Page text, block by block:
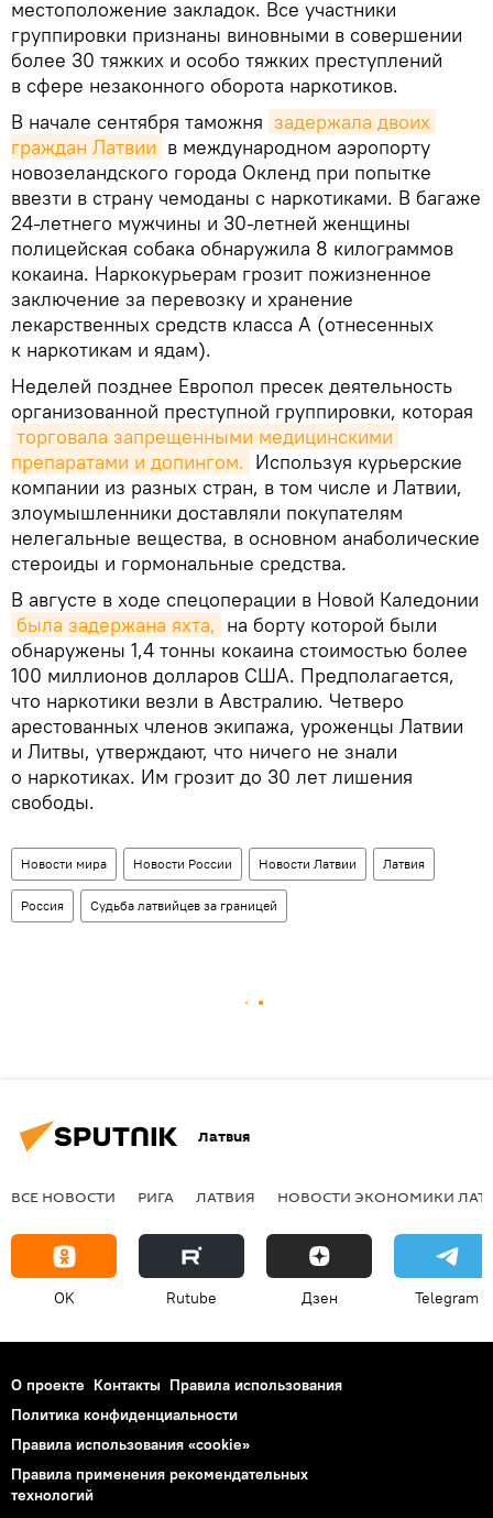
местоположение закладок. Все участники
группировки признаны виновными в совершении
более 30 тяжких и особо тяжких преступлений
в сфере незаконного оборота наркотиков.
В начале сентября таможня задержала двоих
граждан Латвии в международном аэропорту
новозеландского города Окленд при попытке
ввезти в страну чемоданы с наркотиками. В багаже
24-летнего мужчины и 30-летней женщины
полицейская собака обнаружила 8 килограммов
кокаина. Наркокурьерам грозит пожизненное
заключение за перевозку и хранение
лекарственных средств класса A (отнесенных
к наркотикам и ядам).
Неделей позднее Европол пресек деятельность
организованной преступной группировки, которая
торговала запрещенными медицинскими
препаратами и допингом. Используя курьерские
компании из разных стран, в том числе и Латвии,
злоумышленники доставляли покупателям
нелегальные вещества, в основном анаболические
стероиды и гормональные средства.
В августе в ходе спецоперации в Новой Каледонии
была задержана яхта, на борту которой были
обнаружены 1,4 тонны кокаина стоимостью более
100 миллионов долларов США. Предполагается,
что наркотики везли в Австралию. Четверо
арестованных членов экипажа, уроженцы Латвии
и Литвы, утверждают, что ничего не знали
о наркотиках. Им грозит до 30 лет лишения
свободы.
Новости мира Новости России Новости Латвии Латвия
Россия Судьба латвийцев за границей
Латвия
ВСЕ НОВОСТИ РИГА ЛАТВИЯ НОВОСТИ ЭКОНОМИКИ
OK Rutube Дзен Telegram
О проекте Контакты Правила использования
Политика конфиденциальности
Правила использования «cookie»
Правила применения рекомендательных
технологий